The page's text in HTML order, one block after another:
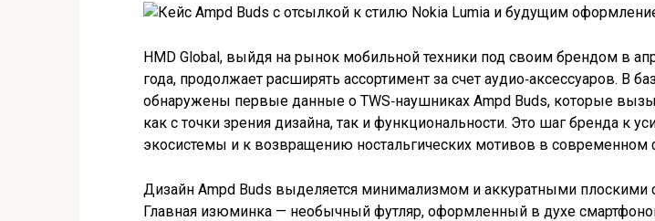
HMD Global, выйдя на рынок мобильной техники под своим брендом в
года, продолжает расширять ассортимент за счет аудио‑аксессуаров. В
обнаружены первые данные о TWS‑наушниках Ampd Buds, которые
как с точки зрения дизайна, так и функциональности. Это шаг бренда к
экосистемы и к возвращению ностальгических мотивов в современном
Дизайн Ampd Buds выделяется минимализмом и аккуратными плоскими
Главная изюминка — необычный футляр, оформленный в духе